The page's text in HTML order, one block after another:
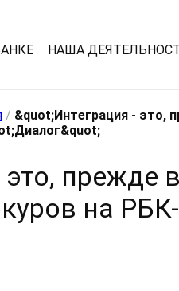
НАША
/ &quot;Интеграция - это,
прежде
на